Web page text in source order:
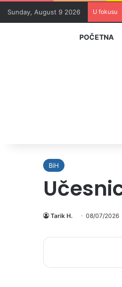
Sunday, August 9 2026 U fokusu
POČETNA
BiH
Tarik H. 08/07/2026